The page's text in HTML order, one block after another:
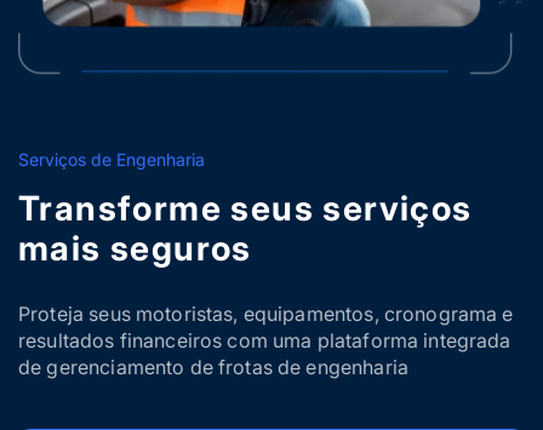
Serviços de Engenharia
Transforme seus serviços
mais seguros
Proteja seus motoristas, equipamentos, cronograma e
resultados financeiros com uma plataforma integrada
de gerenciamento de frotas de engenharia